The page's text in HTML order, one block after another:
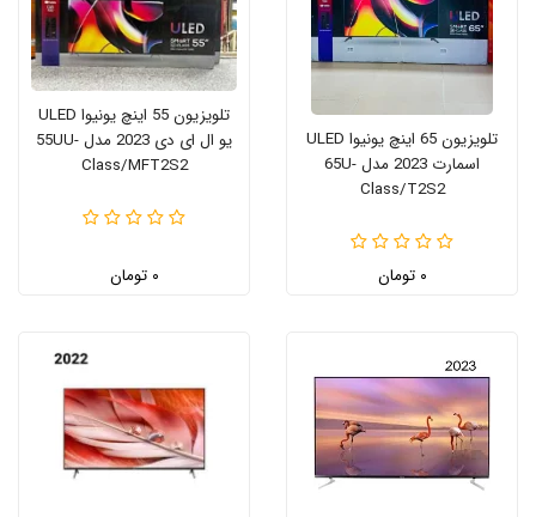
تلویزیون 65 اینچ یونیوا ULED
اسمارت 2023 مدل 65U-
Class/T2S2
۰ تومان
تلویزیون 55 اینچ یونیوا ULED
یو ال ای دی 2023 مدل 55UU-
Class/MFT2S2
۰ تومان